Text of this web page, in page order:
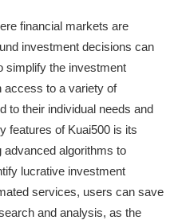
financial markets are
investment decisions can
simplify the investment
access to a variety of
to their individual needs and
features of Kuai500 is its
algorithms to
lucrative investment
services, users can save
and analysis, as the